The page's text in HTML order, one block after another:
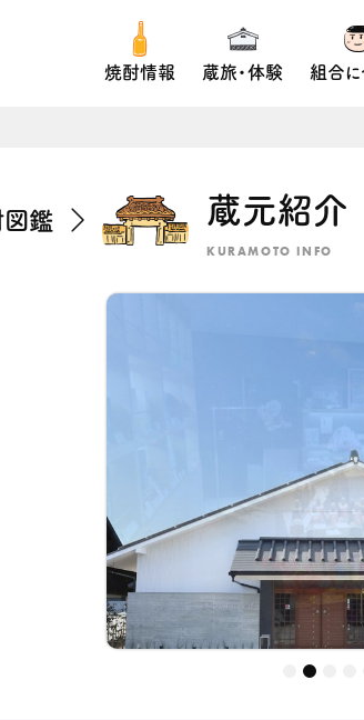
焼酎情報 蔵旅・体験 組合に
鑑 蔵元紹介
KURAMOTO INFO